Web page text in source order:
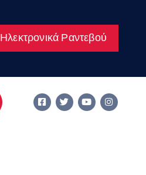
Ηλεκτρονικά Ραντεβού